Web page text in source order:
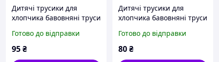
Дитячі трусики для
хлопчика бавовняні труси
см 10-11 років Тигр Жовті
76711292B-4
Готово до відправки
95₴
Дитячі трусики для
хлопчика бавовняні труси
см 4-5 років Зірки
Блакитні 762501-4
Готово до відправки
80₴